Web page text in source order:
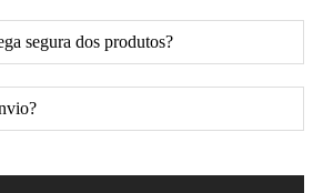
segura dos produtos?